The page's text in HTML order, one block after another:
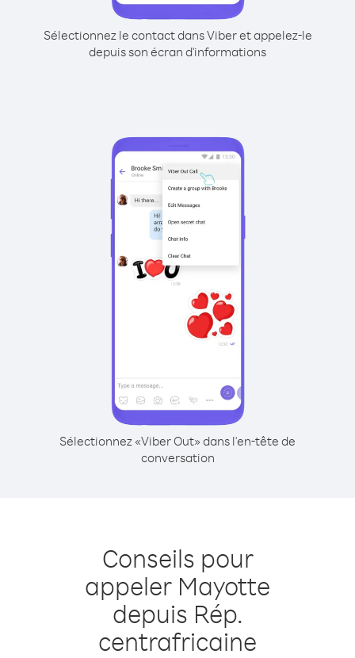
Sélectionnez le contact dans Viber et appelez-le
depuis son écran d'informations
Sélectionnez «Viber Out» dans l'en-tête de
conversation
Conseils pour
appeler Mayotte
depuis Rép.
centrafricaine